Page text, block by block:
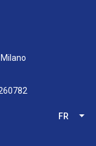
FR